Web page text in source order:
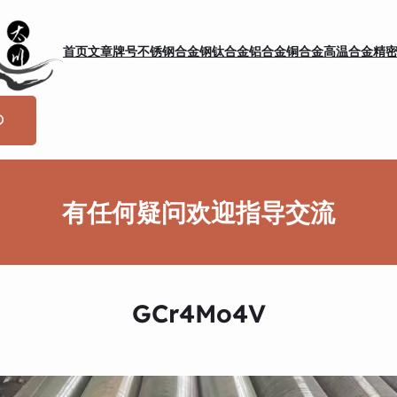
首页文章牌号不锈钢合金钢钛合金铝合金铜合金高温合金精
有任何疑问欢迎指导交流
GCr4Mo4V